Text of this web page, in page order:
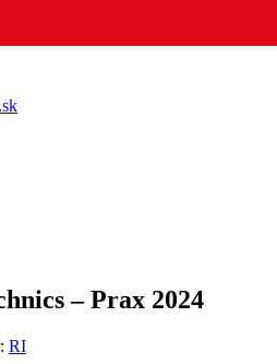
– Prax 2024
RI